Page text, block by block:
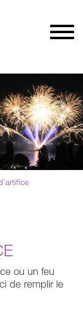
ou un feu
de remplir le